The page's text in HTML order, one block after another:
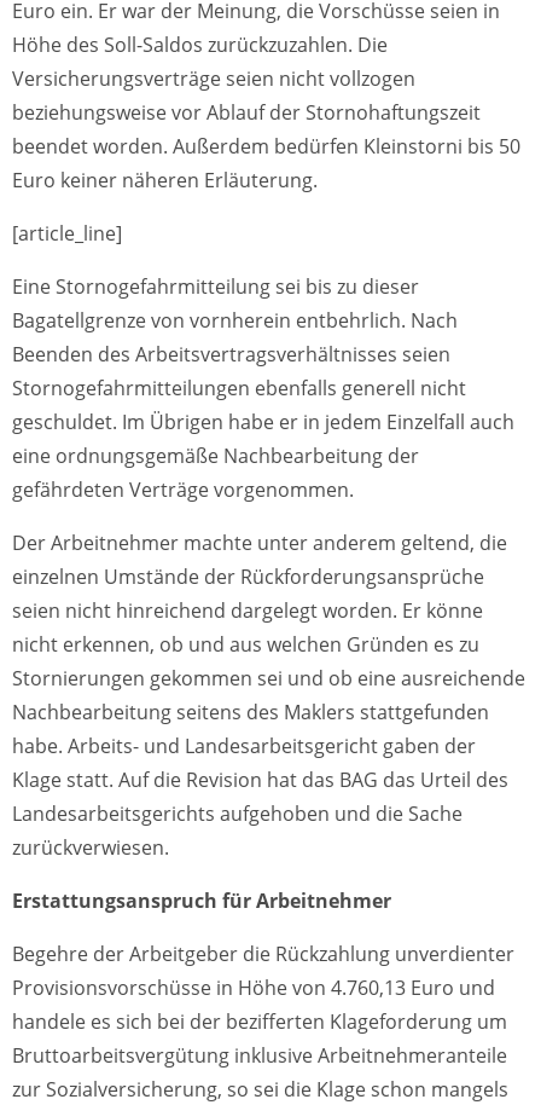
Euro ein. Er war der Meinung, die Vorschüsse seien in
Höhe des Soll-Saldos zurückzuzahlen. Die
Versicherungsverträge seien nicht vollzogen
beziehungsweise vor Ablauf der Stornohaftungszeit
beendet worden. Außerdem bedürfen Kleinstorni bis 50
Euro keiner näheren Erläuterung.
[article_line]
Eine Stornogefahrmitteilung sei bis zu dieser
Bagatellgrenze von vornherein entbehrlich. Nach
Beenden des Arbeitsvertragsverhältnisses seien
Stornogefahrmitteilungen ebenfalls generell nicht
geschuldet. Im Übrigen habe er in jedem Einzelfall auch
eine ordnungsgemäße Nachbearbeitung der
gefährdeten Verträge vorgenommen.
Der Arbeitnehmer machte unter anderem geltend, die
einzelnen Umstände der Rückforderungsansprüche
seien nicht hinreichend dargelegt worden. Er könne
nicht erkennen, ob und aus welchen Gründen es zu
Stornierungen gekommen sei und ob eine ausreichende
Nachbearbeitung seitens des Maklers stattgefunden
habe. Arbeits- und Landesarbeitsgericht gaben der
Klage statt. Auf die Revision hat das BAG das Urteil des
Landesarbeitsgerichts aufgehoben und die Sache
zurückverwiesen.
Erstattungsanspruch für Arbeitnehmer
Begehre der Arbeitgeber die Rückzahlung unverdienter
Provisionsvorschüsse in Höhe von 4.760,13 Euro und
handele es sich bei der bezifferten Klageforderung um
Bruttoarbeitsvergütung inklusive Arbeitnehmeranteile
zur Sozialversicherung, so sei die Klage schon mangels